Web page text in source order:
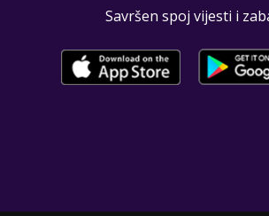
Savršen spoj vijesti i